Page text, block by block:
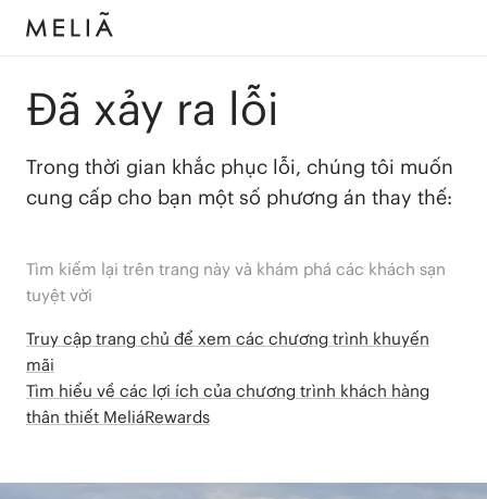
Đã xảy ra lỗi
Trong thời gian khắc phục lỗi, chúng tôi muốn
cung cấp cho bạn một số phương án thay thế:
Tìm kiếm lại trên trang này và khám phá các khách sạn
tuyệt vời
Truy cập trang chủ để xem các chương trình khuyến
mãi
Tìm hiểu về các lợi ích của chương trình khách hàng
thân thiết MeliáRewards